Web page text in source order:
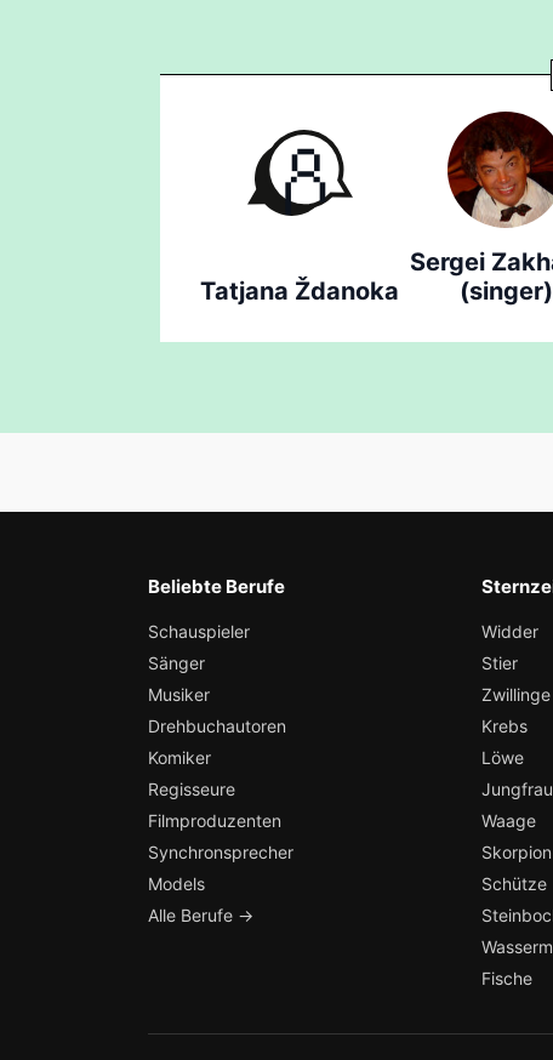
Tatjana Ždanoka
Sergei
(singer)
Beliebte Berufe
Schauspieler
Sänger
Musiker
Drehbuchautoren
Komiker
Regisseure
Filmproduzenten
Synchronsprecher
Models
Alle Berufe →
Widder
Stier
Zwillinge
Krebs
Löwe
Jungfrau
Waage
Skorpion
Schütze
Fische